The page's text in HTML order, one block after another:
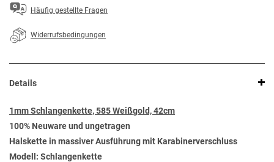
Häufig gestellte Fragen
Widerrufsbedingungen
Details
1mm Schlangenkette, 585 Weißgold, 42cm
100% Neuware und ungetragen
Halskette in massiver Ausführung mit Karabinerverschluss
Modell: Schlangenkette